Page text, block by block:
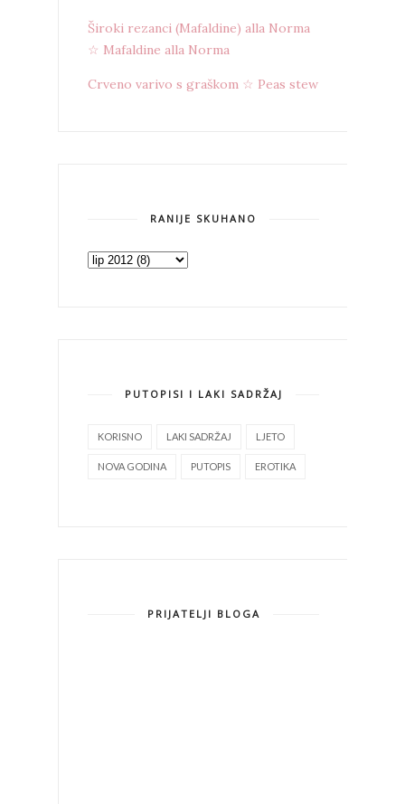
Široki rezanci (Mafaldine) alla Norma
☆ Mafaldine alla Norma
Crveno varivo s graškom ☆ Peas stew
RANIJE SKUHANO
PUTOPISI I LAKI SADRŽAJ
KORISNO LAKI SADRŽAJ LJETO
NOVA GODINA PUTOPIS EROTIKA
PRIJATELJI BLOGA